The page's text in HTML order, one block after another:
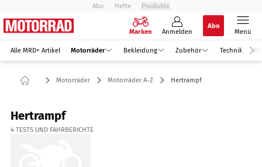
Abo Hefte Produkte
Marken Anmelden
Abo
Menü
Alle MRD+ Artikel Motorräder Bekleidung Zubehör Technik
Motorräder Motorräder A-Z Hertrampf
Hertrampf
4 TESTS UND FAHRBERICHTE